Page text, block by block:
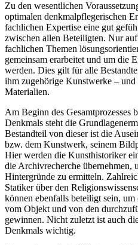
Zu den wesentlichen
optimalen denkmalpflegerischen
fachlichen Expertise eine gut
zwischen allen Beteiligten. Nur
fachlichen Themen
gemeinsam erarbeitet und um die
werden. Dies gilt für alle
ihm zugehörige Kunstwerke –
Materialien.
Am Beginn des Gesamtprozesses
Denkmals steht die
Bestandteil von dieser ist die
bzw. dem Kunstwerk, seinem
Hier werden die Kunsthistoriker
die Archivrecherche übernehmen,
Hintergründe zu ermitteln.
Statiker über den
können ebenfalls beteiligt sein,
vom Objekt und von den
gewinnen. Nicht zuletzt ist auch
Denkmals wichtig.